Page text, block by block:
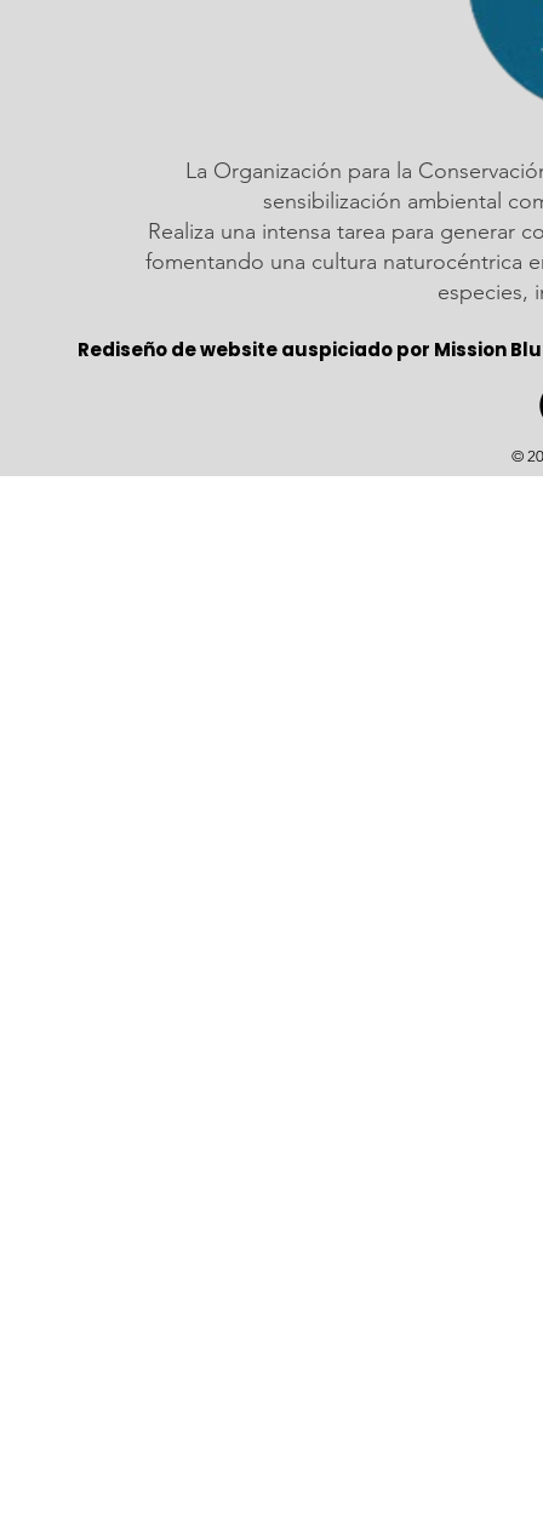
La Organización para la
sensibilización ambiental
Realiza una intensa tarea para generar
fomentando una cultura naturocéntrica
especies,
Rediseño de website auspiciado por Mission
©